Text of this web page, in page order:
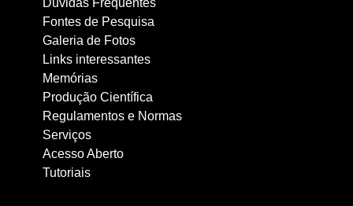
Dúvidas Frequentes
Fontes de Pesquisa
Galeria de Fotos
Links interessantes
Memórias
Produção Científica
Regulamentos e Normas
Serviços
Acesso Aberto
Tutoriais